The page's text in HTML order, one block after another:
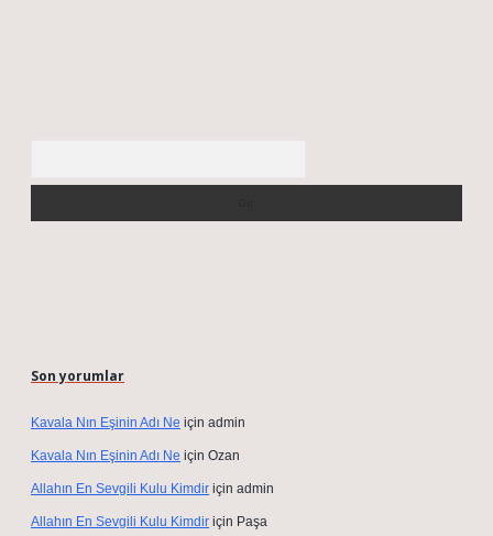
Son yorumlar
Kavala Nın Eşinin Adı Ne için admin
Kavala Nın Eşinin Adı Ne için Ozan
Allahın En Sevgili Kulu Kimdir için admin
Allahın En Sevgili Kulu Kimdir için Paşa